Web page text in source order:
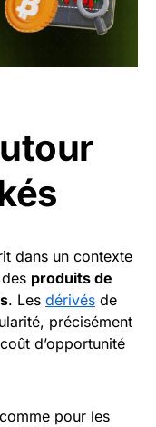
dans un contexte
produits de
. Les dérivés de
précisément
d’opportunité
pour les